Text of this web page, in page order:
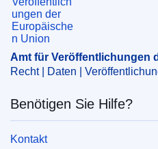
ECLI : ECLI:EU:C:2016:770
Amt für Veröffentlichungen
Recht | Daten |
Benötigen Sie Hilfe?
Kontakt